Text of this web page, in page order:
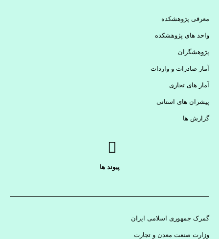
معرفی پژوهشکده
واحد های پژوهشکده
پژوهشگران
آمار صادرات و واردات
آمار های تجاری
پیشران های استانی
گزارش ها
پیوند ها
گمرک جمهوری اسلامی ایران
وزارت صنعت معدن و تجارت